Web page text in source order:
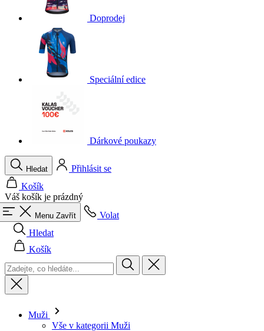
Doprodej
Speciální edice
Dárkové poukazy
Hledat
Přihlásit se
Košík
Váš košík je prázdný
Menu Zavřít
Volat
Hledat
Košík
Muži
Vše v kategorii Muži